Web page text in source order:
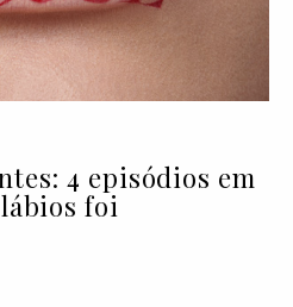
4 episódios em
foi